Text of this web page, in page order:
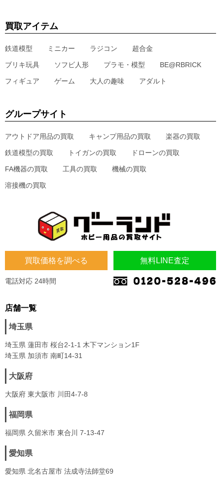
買取価格を調べる 無料LINE査定
電話対応 24時間
店舗一覧
埼玉県
埼玉県 蓮田市 桜台2-1-1 木下マンション1F
埼玉県 加須市 南町14-31
大阪府
大阪府 東大阪市 川田4-7-8
福岡県
福岡県 久留米市 東合川 7-13-47
愛知県
愛知県 北名古屋市 法成寺法師堂69
買取アイテム
鉄道模型 ミニカー ラジコン 超合金
ブリキ玩具 ソフビ人形 プラモ・模型 BE@RBRICK
フィギュア ゲーム 大人の趣味 アダルト
グループサイト
アウトドア用品の買取 キャンプ用品の買取 楽器の買取
鉄道模型の買取 トイガンの買取 ドローンの買取
FA機器の買取 工具の買取 機械の買取
溶接機の買取